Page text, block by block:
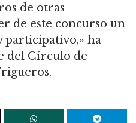
de otras
de este concurso un
participativo,» ha
del Círculo de